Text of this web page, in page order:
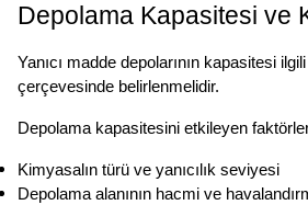
Depolama Kapasitesi ve
Yanıcı madde depolarının kapasitesi
çerçevesinde belirlenmelidir.
Depolama kapasitesini etkileyen
Kimyasalın türü ve yanıcılık seviyesi
Depolama alanının hacmi ve